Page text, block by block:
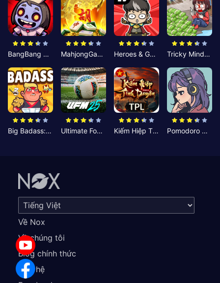
BangBang Zombies:Chiến Shelter MahjongGame Heroes & Gear? Yoink! Tricky Minds: Brainy Puzzle
Big Badass: Game AFK Idle RPG Ultimate Football Manager Kiếm Hiệp Tình Duyên Pomodoro Nhỏ: Giờ Tập Trung
Về Nox
Về chúng tôi
Blog chính thức
Liên hệ